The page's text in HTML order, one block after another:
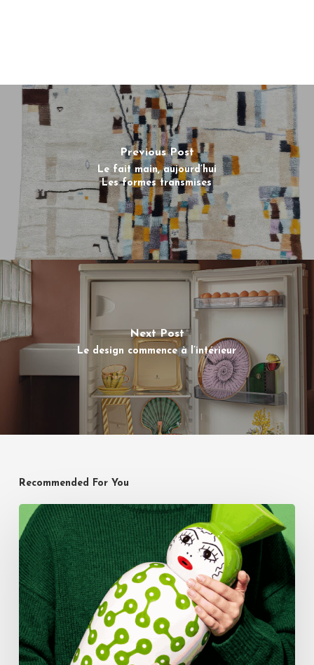
Previous Post
Le fait main, aujourd’hui
Les formes transmises
Next Post
Le design commence à l’intérieur
Recommended For You